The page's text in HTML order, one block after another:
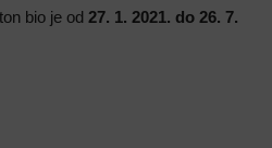
bio je od 27. 1. 2021. do 26. 7.